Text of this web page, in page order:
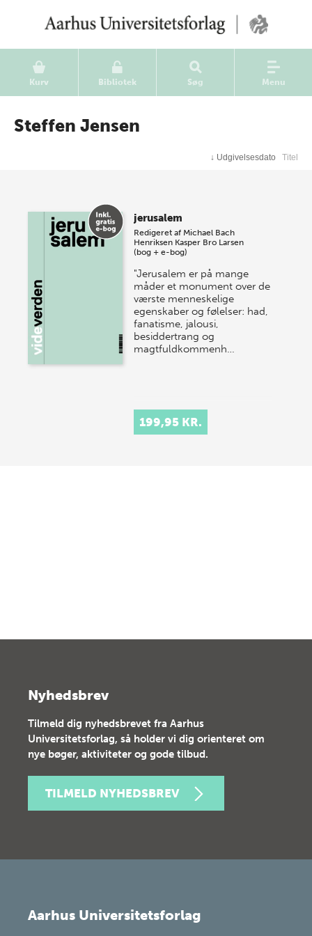
Kurv Bibliotek Søg Menu
Steffen Jensen
↓ Udgivelsesdato Titel
jerusalem
Redigeret af Michael Bach
Henriksen Kasper Bro Larsen
(bog + e-bog)
"Jerusalem er på mange
måder et monument over de
værste menneskelige
egenskaber og følelser: had,
fanatisme, jalousi,
besiddertrang og
magtfuldkommenh…
199,95 KR.
Nyhedsbrev
Tilmeld dig nyhedsbrevet fra Aarhus
Universitetsforlag, så holder vi dig orienteret om
nye bøger, aktiviteter og gode tilbud.
TILMELD NYHEDSBREV
Aarhus Universitetsforlag